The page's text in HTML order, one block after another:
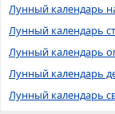
Лунный календарь
Лунный календарь
Лунный календарь
Лунный календарь
Лунный календарь